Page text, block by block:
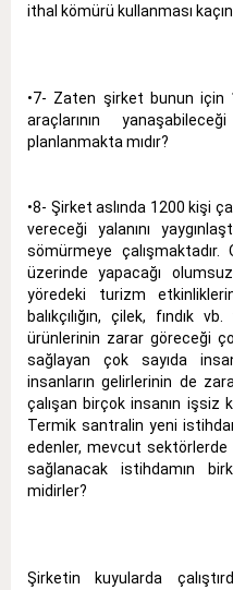
ithal kömürü kullanması
•7- Zaten şirket bunun için
araçlarının
planlanmakta mıdır?
•8- Şirket aslında 1200 kişi
vereceği yalanını
sömürmeye
üzerinde yapacağı
yöredeki turizm
balıkçılığın, çilek, fındık
ürünlerinin zarar göreceği
sağlayan çok sayıda
insanların gelirlerinin de
çalışan birçok insanın işsiz
Termik santralin yeni
edenler, mevcut sektörlerde
sağlanacak istihdamın
midirler?
Şirketin kuyularda